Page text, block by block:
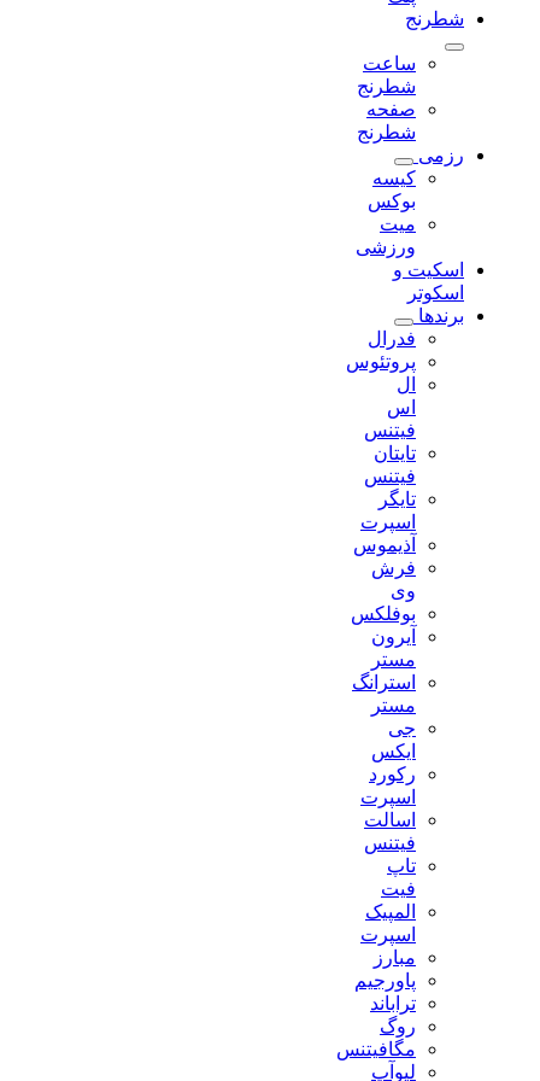
شطرنج
ساعت
شطرنج
صفحه
شطرنج
رزمی
کیسه
بوکس
میت
ورزشی
اسکیت و
اسکوتر
برندها
فدرال
پروتئوس
فیتنس
تایتان
فیتنس
تایگر
اسپرت
آذیموس
فرش
بوفلکس
آیرون
استرانگ
جی
رکورد
اسپرت
اسالت
فیتنس
تاپ
المپیک
اسپرت
مبارز
پاورجیم
تراباند
روگ
مگافیتنس
لیوآپ